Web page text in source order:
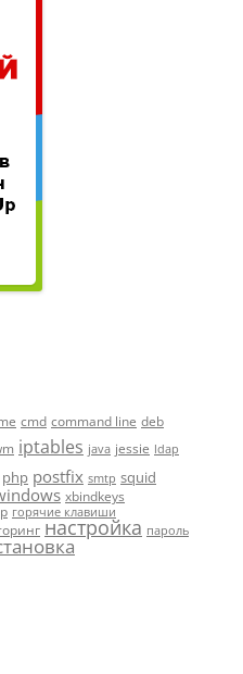
cmd command line deb
iptables java jessie ldap
php postfix smtp squid
xbindkeys
горячие клавиши
настройка пароль